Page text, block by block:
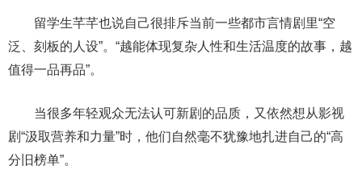
留学生芊芊也说自己很排斥当前一些都市言情剧里“空
泛、刻板的人设”。“越能体现复杂人性和生活温度的故事，越
值得一品再品”。
当很多年轻观众无法认可新剧的品质，又依然想从影视
剧“汲取营养和力量”时，他们自然毫不犹豫地扎进自己的“高
分旧榜单”。